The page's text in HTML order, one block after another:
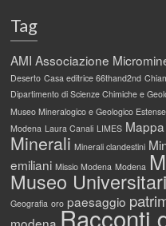
Tag
AMI Associazione
Deserto Casa editrice 66thand2nd
Dipartimento di Scienze Chimiche e
Museo Mineralogico e Geologico Estense
Modena Laura Canali LIMES
Minerali Minerali clandestini
emiliani Missio Modena Modena
Museo
Geografia oro paesaggio
Racconti